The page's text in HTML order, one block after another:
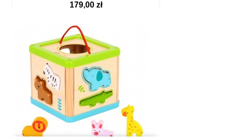
Szybki podgląd179,00 zł